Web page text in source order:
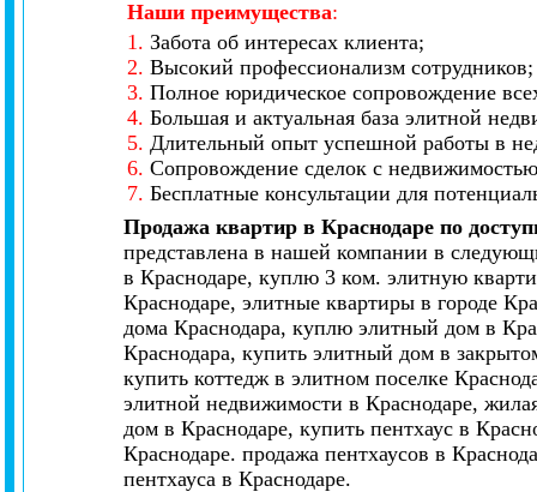
Наши преимущества:
1. Забота об интересах клиента;
2. Высокий профессионализм сотрудников;
3. Полное юридическое сопровождение
4. Большая и актуальная база элитной
5. Длительный опыт успешной работы в
6. Сопровождение сделок с
7. Бесплатные консультации для
Продажа квартир в Краснодаре по
представлена в нашей компании в
в Краснодаре, куплю 3 ком. элитную
Краснодаре, элитные квартиры в городе
дома Краснодара, куплю элитный дом в
Краснодара, купить элитный дом в
купить коттедж в элитном поселке
элитной недвижимости в Краснодаре,
дом в Краснодаре, купить пентхаус в
Краснодаре. продажа пентхаусов в
пентхауса в Краснодаре.